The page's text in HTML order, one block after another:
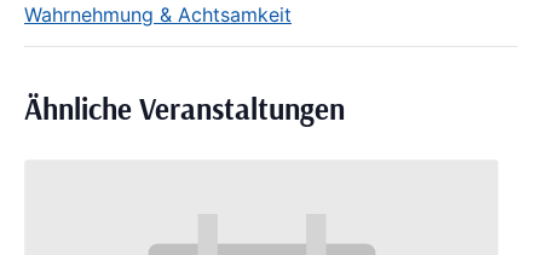
Wahrnehmung & Achtsamkeit
Ähnliche Veranstaltungen